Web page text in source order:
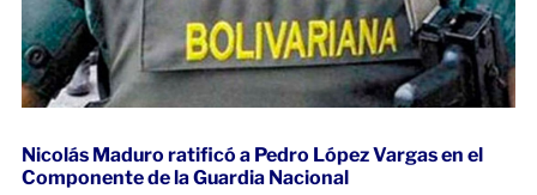
Nicolás Maduro ratificó a Pedro López Vargas en el
Componente de la Guardia Nacional